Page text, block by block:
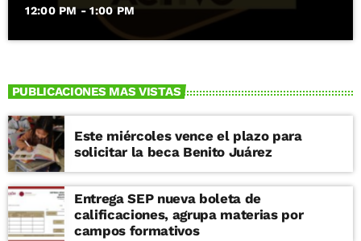
12:00 PM - 1:00 PM
PUBLICACIONES MAS VISTAS
Este miércoles vence el plazo para
solicitar la beca Benito Juárez
Entrega SEP nueva boleta de
calificaciones, agrupa materias por
campos formativos